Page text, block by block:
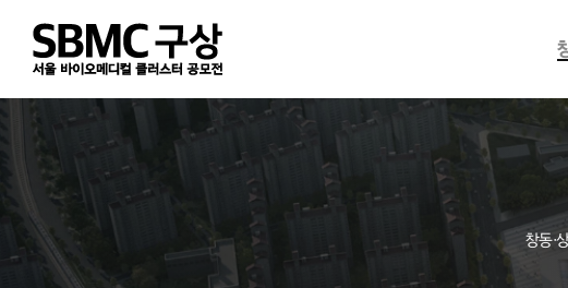
content
창동·